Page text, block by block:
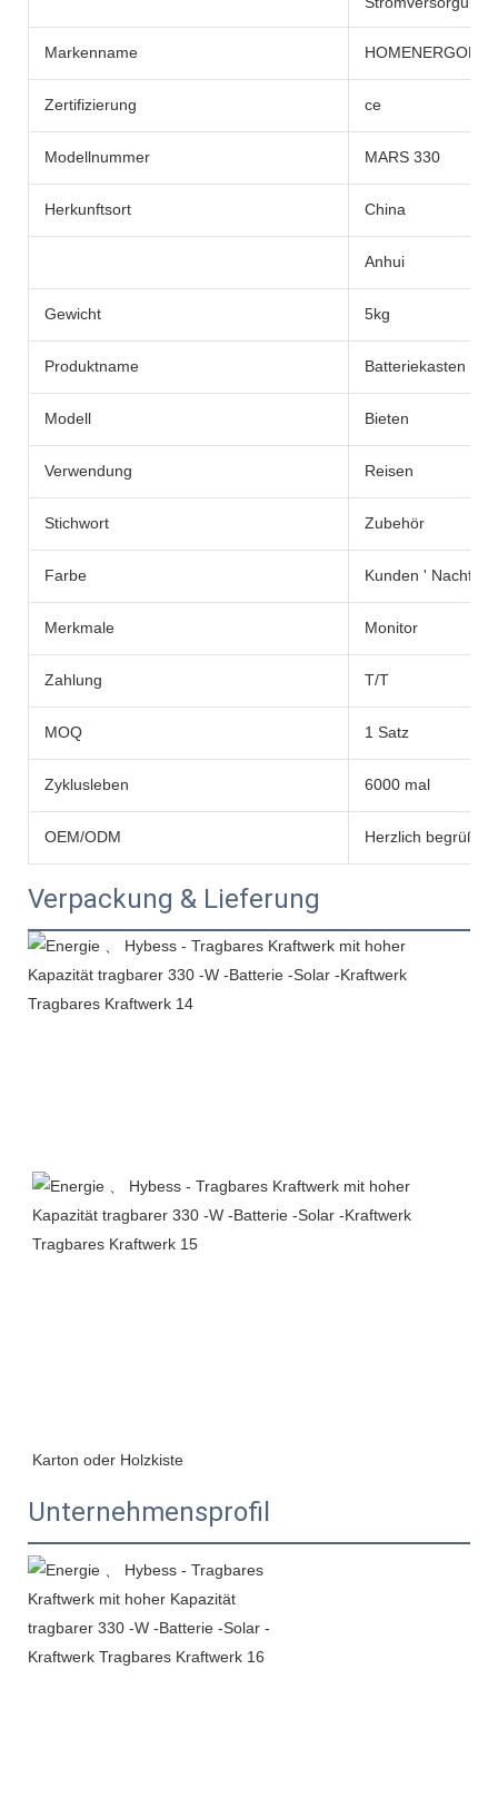
Markenname HOMENERGON
Zertifizierung ce
Modellnummer MARS 330
Herkunftsort China
Anhui
Gewicht 5kg
Produktname Batteriekasten
Modell Bieten
Verwendung Reisen
Stichwort Zubehör
Farbe Kunden '
Merkmale Monitor
Zahlung T/T
MOQ 1 Satz
Zyklusleben 6000 mal
OEM/ODM Herzlich begrüßt
Verpackung & Lieferung
Unternehmensprofil